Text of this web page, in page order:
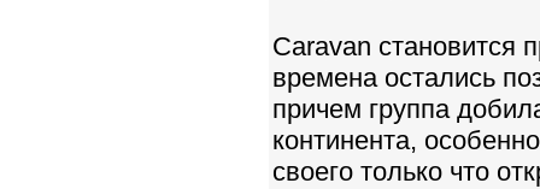
Caravan
времена остались
причем группа
континента,
своего только что